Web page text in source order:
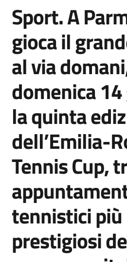
Agenzia
di
informazione
e
comunicazione
Seguici
su
Salta al contenuto
Sport. A
gioca il
al via
domenica
la quinta
dell’Emilia-
Tennis Cup,
tennistici più
prestigiosi